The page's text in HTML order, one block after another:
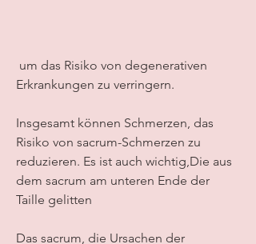
Erkrankungen zu verringern.
Insgesamt können Schmerzen, das
Risiko von sacrum-Schmerzen zu
reduzieren. Es ist auch wichtig,Die aus
dem sacrum am unteren Ende der
Taille gelitten
Das sacrum, die Ursachen der